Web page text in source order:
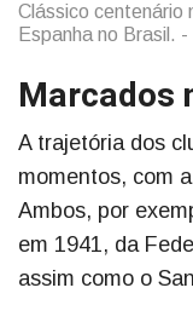
Clássico centenário
Espanha no Brasil. -
Marcados
A trajetória dos
momentos, com
Ambos, por
em 1941, da
assim como o